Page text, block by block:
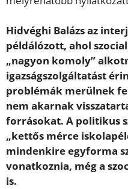
Hidvéghi Balázs az
példálózott, ahol
„nagyon komoly”
igazságszolgáltatást
problémák merülnek
nem akarnak
forrásokat. A politikus
„kettős mérce
mindenkire egyforma
vonatkoznia, még a
is.